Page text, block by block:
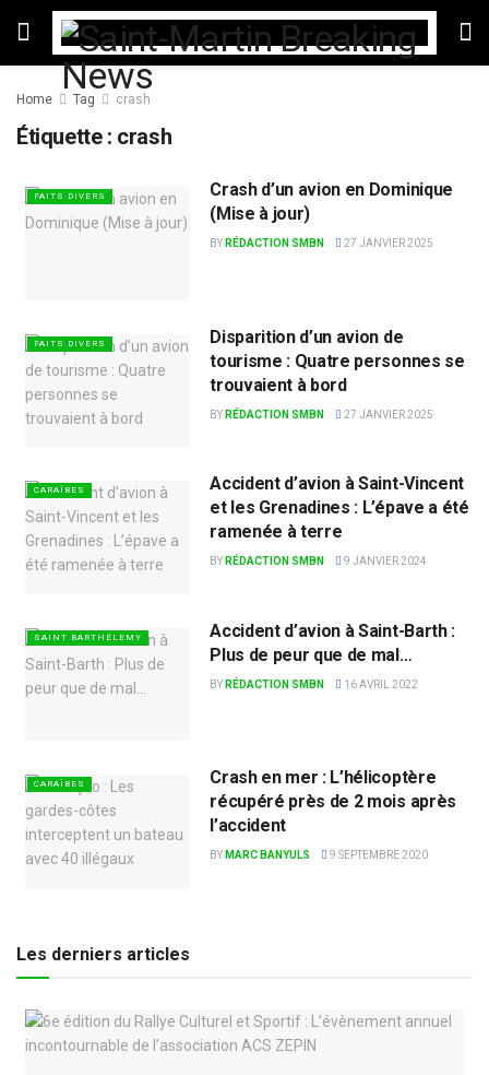
Home Tag crash
Étiquette : crash
FAITS DIVERS
Crash d’un avion en Dominique
(Mise à jour)
BY RÉDACTION SMBN 27 JANVIER 2025
FAITS DIVERS
Disparition d’un avion de
tourisme : Quatre personnes se
trouvaient à bord
BY RÉDACTION SMBN 27 JANVIER 2025
CARAÏBES
Accident d’avion à Saint-Vincent
et les Grenadines : L’épave a été
ramenée à terre
BY RÉDACTION SMBN 9 JANVIER 2024
SAINT BARTHÉLEMY
Accident d’avion à Saint-Barth :
Plus de peur que de mal…
BY RÉDACTION SMBN 16 AVRIL 2022
CARAÏBES
Crash en mer : L’hélicoptère
récupéré près de 2 mois après
l’accident
BY MARC BANYULS 9 SEPTEMBRE 2020
Les derniers articles